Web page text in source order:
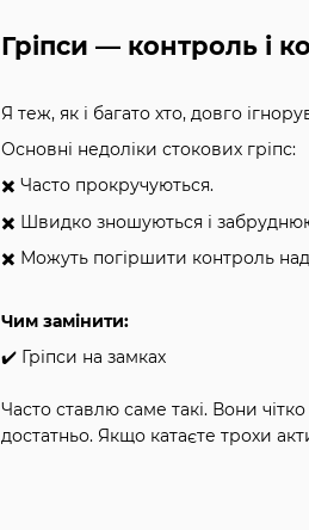
Гріпси — контроль і
Я теж, як і багато хто, довго
Основні недоліки стокових гріпс:
✖️ Часто прокручуються.
✖️ Швидко зношуються і
✖️ Можуть погіршити контроль
Чим замінити:
✔️ Гріпси на замках
Часто ставлю саме такі. Вони
достатньо. Якщо катаєте трохи